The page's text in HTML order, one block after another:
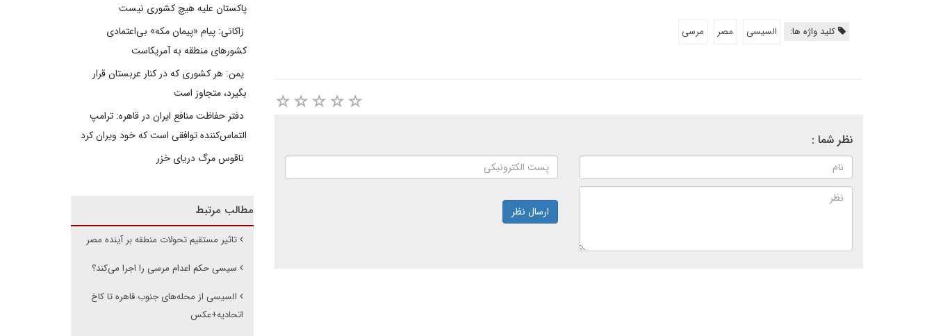
کلید واژه ها: السیسی مصر مرسی
نظر شما :
ارسال نظر
پاکستان علیه هیچ کشوری نیست
زاکانی: پیام «پیمان مکه» بی‌اعتمادی
کشورهای منطقه به آمریکاست
یمن: هر کشوری که در کنار عربستان قرار
بگیرد، متجاوز است
دفتر حفاظت منافع ایران در قاهره: ترامپ
التماس‌کننده توافقی است که خود ویران کرد
ناقوس مرگ دریای خزر
مطالب مرتبط
تاثیر مستقیم تحولات منطقه بر آینده مصر
سیسی حکم اعدام مرسی را اجرا می‌کند؟
السیسی از محله‌های جنوب قاهره تا کاخ
اتحادیه+عکس